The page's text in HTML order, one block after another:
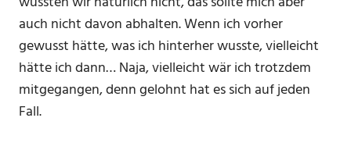
auch nicht davon abhalten. Wenn ich vorher
gewusst hätte, was ich hinterher wusste, vielleicht
hätte ich dann… Naja, vielleicht wär ich trotzdem
mitgegangen, denn gelohnt hat es sich auf jeden
Fall.